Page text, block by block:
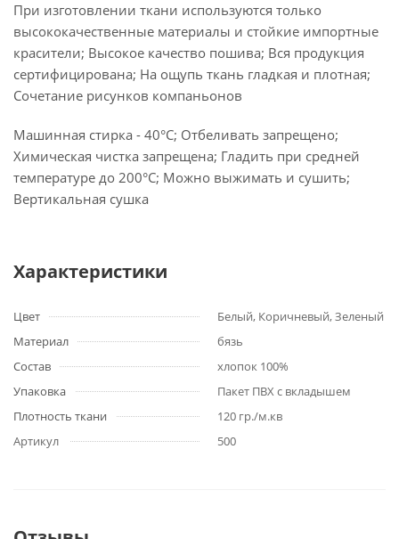
При изготовлении ткани используются только
высококачественные материалы и стойкие импортные
красители; Высокое качество пошива; Вся продукция
сертифицирована; На ощупь ткань гладкая и плотная;
Сочетание рисунков компаньонов
Машинная стирка - 40°C; Отбеливать запрещено;
Химическая чистка запрещена; Гладить при средней
температуре до 200°С; Можно выжимать и сушить;
Вертикальная сушка
Характеристики
Цвет
Белый, Коричневый, Зеленый
Материал
бязь
Состав
хлопок 100%
Упаковка
Пакет ПВХ с вкладышем
Плотность ткани
120 гр./м.кв
Артикул
500